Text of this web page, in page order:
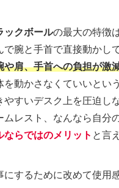
ックボールの最大の特徴
で腕と手首で直接動かし
や肩、手首への負担が激
を動かさなくていいとい
やすいデスク上を圧迫し
ムレスト、なんなら自分
ならではのメリット と言
にするために改めて使用